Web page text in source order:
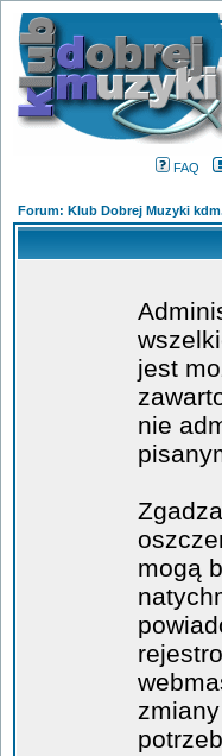
FAQ
Forum: Klub Dobrej Muzyki
jest
nie
mogą